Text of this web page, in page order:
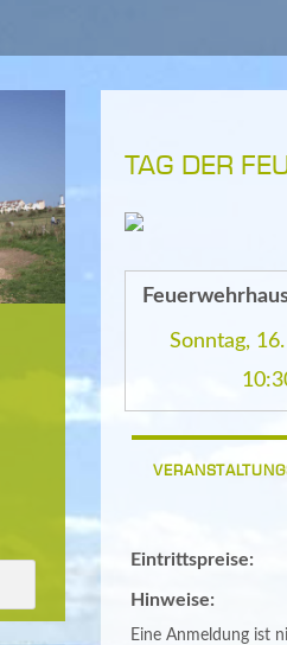
TAG DER
Sonntag,
Eintrittspreise:
Hinweise:
Eine Anmeldung ist